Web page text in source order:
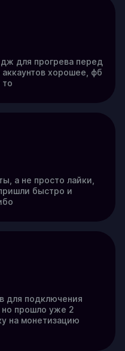
для прогрева перед
хорошее, фб
то
а не просто лайки,
быстро и
для подключения
но прошло уже 2
на монетизацию